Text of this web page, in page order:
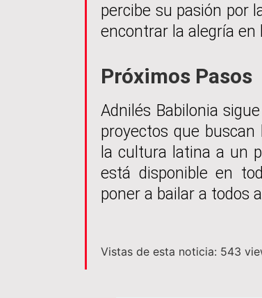
percibe su pasión por
encontrar la alegría en
Próximos Pasos
Adnilés Babilonia
proyectos que
la cultura latina a un
está disponible en
poner a bailar a todos
Vistas de esta noticia: 543